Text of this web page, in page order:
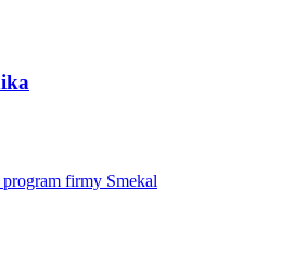
firmy Smekal